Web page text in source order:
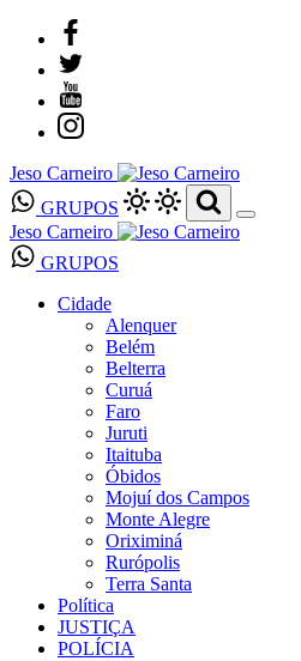
Jeso Carneiro
GRUPOS
Jeso Carneiro
GRUPOS
Cidade
Alenquer
Belém
Belterra
Curuá
Faro
Juruti
Itaituba
Óbidos
Mojuí dos Campos
Monte Alegre
Oriximiná
Rurópolis
Terra Santa
Política
JUSTIÇA
POLÍCIA